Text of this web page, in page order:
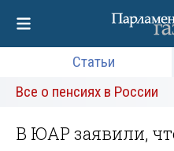
Статьи
Все о пенсиях в России
В ЮАР заявили,